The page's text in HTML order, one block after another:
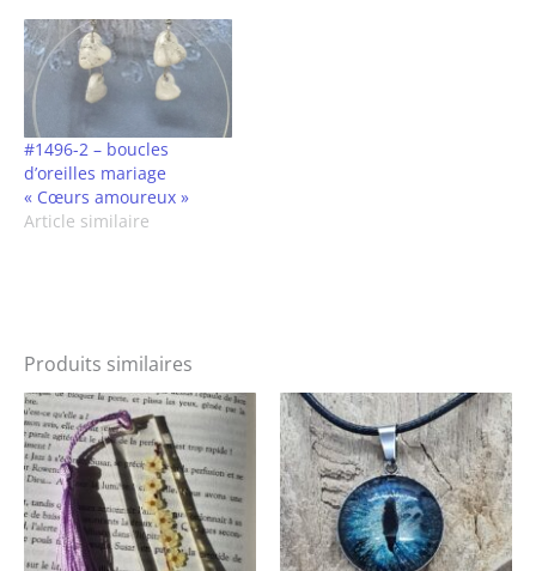
#1496-2 – boucles
d’oreilles mariage
« Cœurs amoureux »
Article similaire
Produits similaires